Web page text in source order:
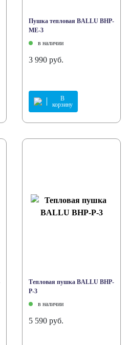
Пушка тепловая BALLU BHP-
ME-3
в наличии
3 990 руб.
В
корзину
Тепловая пушка BALLU BHP-
P-3
в наличии
5 590 руб.